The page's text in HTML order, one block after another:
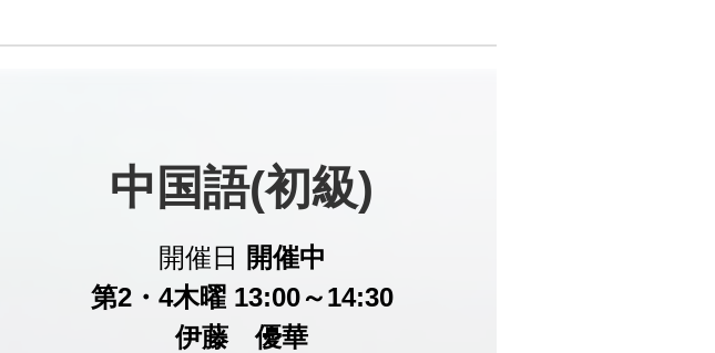
中国語(初級)
開催日
開催中
第2・4木曜 13:00～14:30
伊藤 優華